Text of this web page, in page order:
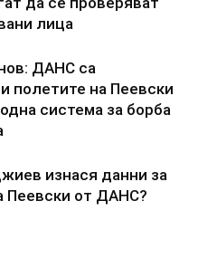
лица
ДАНС са
полетите на Пеевски
система за борба
изнася данни за
Пеевски от ДАНС?